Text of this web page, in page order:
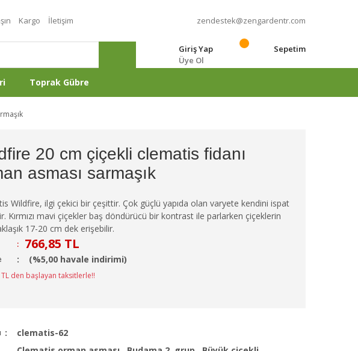
Kargo İletişim zendestek@zengardentr.com
Giriş Yap
Üye Ol
Sepetim
Toprak Gübre
20 cm çiçekli clematis fidanı
asması sarmaşık
Wildfire, ilgi çekici bir çeşittir. Çok güçlü yapıda olan varyete kendini ispat
Kırmızı mavi çiçekler baş döndürücü bir kontrast ile parlarken çiçeklerin
17-20 cm dek erişebilir.
: 766,85 TL
(%5,00 havale indirimi)
den başlayan taksitlerle!!
clematis-62